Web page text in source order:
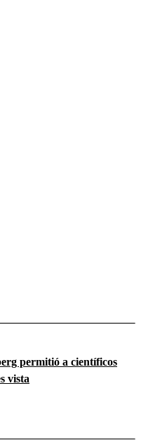
permitió a científicos
vista